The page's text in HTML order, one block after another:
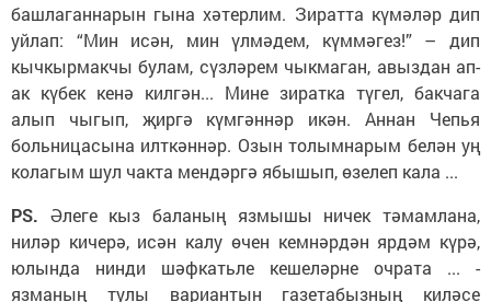
башлаганнарын гына хәтерлим. Зиратта күмәләр дип
уйлап: “Мин исән, мин үлмәдем, күммәгез!” – дип
кычкырмакчы булам, сүзләрем чыкмаган, авыздан ап-
ак күбек кенә килгән... Мине зиратка түгел, бакчага
алып чыгып, җиргә күмгәннәр икән. Аннан Чепья
больницасына илткәннәр. Озын толымнарым белән уң
колагым шул чакта мендәргә ябышып, өзелеп кала ...
PS. Әлеге кыз баланың язмышы ничек тәмамлана,
ниләр кичерә, исән калу өчен кемнәрдән ярдәм күрә,
юлында нинди шәфкатьле кешеләрне очрата ... -
язманың тулы вариантын газетабызның киләсе